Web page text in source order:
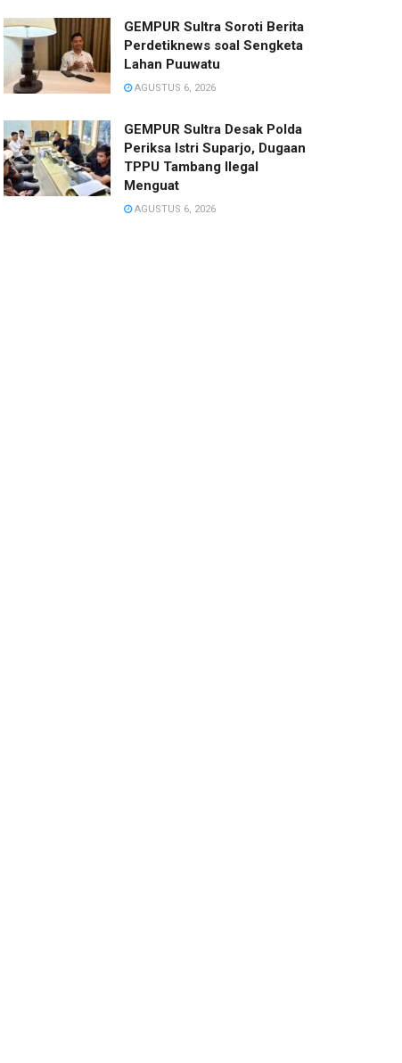
GEMPUR Sultra Soroti Berita
Perdetiknews soal Sengketa
Lahan Puuwatu
AGUSTUS 6, 2026
GEMPUR Sultra Desak Polda
Periksa Istri Suparjo, Dugaan
TPPU Tambang Ilegal
Menguat
AGUSTUS 6, 2026